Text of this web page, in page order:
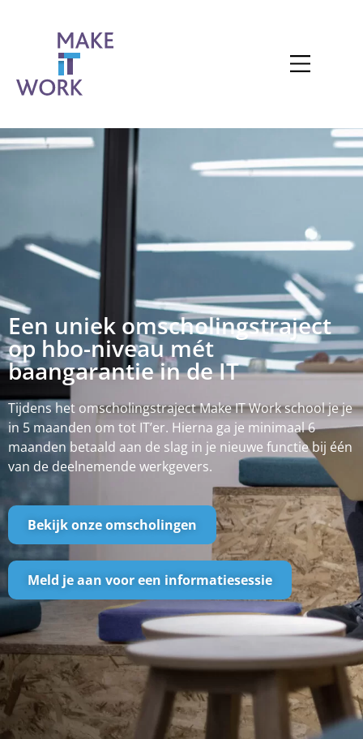
Een uniek omscholingstraject
op hbo-niveau mét
baangarantie in de IT
Tijdens het omscholingstraject Make IT Work school je je
in 5 maanden om tot IT’er. Hierna ga je minimaal 6
maanden betaald aan de slag in je nieuwe functie bij één
van de deelnemende werkgevers.
Bekijk onze omscholingen
Meld je aan voor een informatiesessie